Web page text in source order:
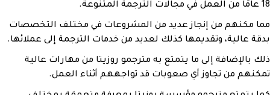
18 عامًا من العمل في مجالات الترجمة المتنوعة.
مما مكنهم من إنجاز عديد من المشروعات في مختلف التخصصات
بدقة عالية، وتقديمها كذلك لعديد من خدمات الترجمة إلى عملائها.
ذلك بالإضافة إلى ما يتمتع به مترجمو روزيتا من مهارات عالية
تمكنهم من تجاوز أي صعوبات قد تواجههم أثناء العمل.